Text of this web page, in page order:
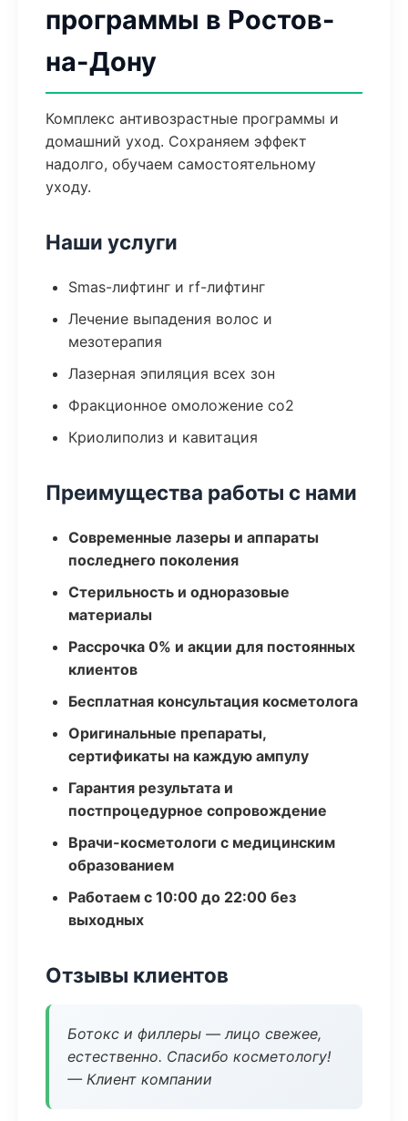
программы в Ростов-
на-Дону
Комплекс антивозрастные программы и
домашний уход. Сохраняем эффект
надолго, обучаем самостоятельному
уходу.
Наши услуги
Smas-лифтинг и rf-лифтинг
Лечение выпадения волос и
мезотерапия
Лазерная эпиляция всех зон
Фракционное омоложение co2
Криолиполиз и кавитация
Преимущества работы с нами
Современные лазеры и аппараты
последнего поколения
Стерильность и одноразовые
материалы
Рассрочка 0% и акции для постоянных
клиентов
Бесплатная консультация косметолога
Оригинальные препараты,
сертификаты на каждую ампулу
Гарантия результата и
постпроцедурное сопровождение
Врачи-косметологи с медицинским
образованием
Работаем с 10:00 до 22:00 без
выходных
Отзывы клиентов
Ботокс и филлеры — лицо свежее,
естественно. Спасибо косметологу!
— Клиент компании